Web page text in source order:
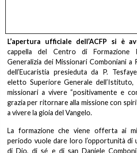
L’apertura ufficiale dell’ACFP si è
cappella del Centro di Formazione
Generalizia dei Missionari Comboniani a
dell’Eucaristia presieduta da P.
eletto Superiore Generale
missionari a vivere “positivamente e
grazia per ritornare alla missione con
a vivere la gioia del Vangelo.
La formazione che viene offerta ai
periodo vuole dare loro l’opportunità di
di Dio, di sé e di san Daniele